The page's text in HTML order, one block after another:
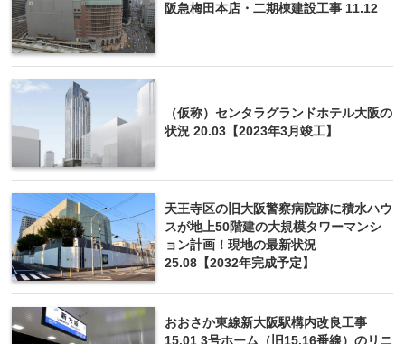
阪急梅田本店・二期棟建設工事 11.12
（仮称）センタラグランドホテル大阪の
状況 20.03【2023年3月竣工】
天王寺区の旧大阪警察病院跡に積水ハウ
スが地上50階建の大規模タワーマンシ
ョン計画！現地の最新状況
25.08【2032年完成予定】
おおさか東線新大阪駅構内改良工事
15.01 3号ホーム（旧15.16番線）のリニ